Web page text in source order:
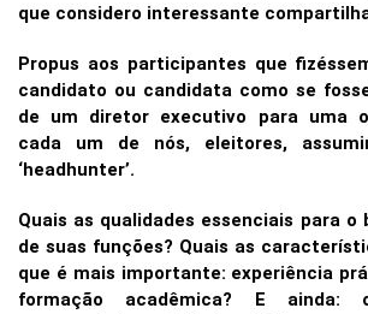
que considero interessante
Propus aos participantes que
candidato ou candidata como se
de um diretor executivo para uma
cada um de nós, eleitores,
‘headhunter’.
Quais as qualidades essenciais para o
de suas funções? Quais as
que é mais importante: experiência
formação acadêmica? E